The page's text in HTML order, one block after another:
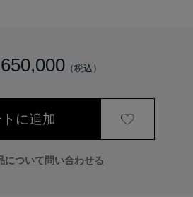
について問い合わせる